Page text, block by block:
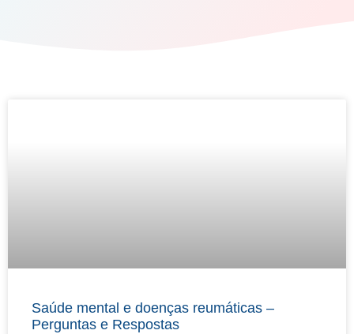
Saúde mental e doenças reumáticas –
Perguntas e Respostas